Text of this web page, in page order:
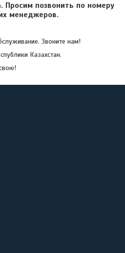
Просим позвонить по номеру
менеджеров.
Звоните нам!
Казахстан.